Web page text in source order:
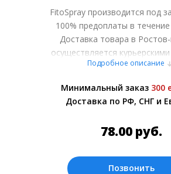
FitoSpray производится под
100% предоплаты в
Доставка товара в
осуществляется
или самовывозом со склада
менеджером.
Оплата производится в
Подробное описание
Минимальный заказ 300
Доставка по РФ, СНГ и
78.00 руб.
Позвонить